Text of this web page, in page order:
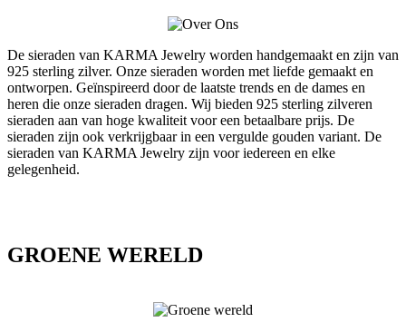
De sieraden van KARMA Jewelry worden handgemaakt en zijn van
925 sterling zilver. Onze sieraden worden met liefde gemaakt en
ontworpen. Geïnspireerd door de laatste trends en de dames en
heren die onze sieraden dragen. Wij bieden 925 sterling zilveren
sieraden aan van hoge kwaliteit voor een betaalbare prijs. De
sieraden zijn ook verkrijgbaar in een vergulde gouden variant. De
sieraden van KARMA Jewelry zijn voor iedereen en elke
gelegenheid.
GROENE WERELD